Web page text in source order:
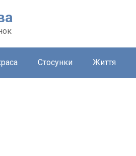
Стосунки Життя